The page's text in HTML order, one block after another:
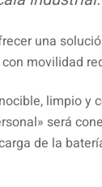
una
movilidad
limpio y
será
de la